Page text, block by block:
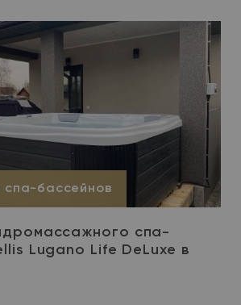
спа-бассейнов
спа-
Lugano Life DeLuxe в